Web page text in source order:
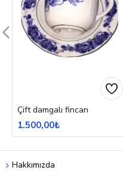
Çift damgalı fincan
1.500,00₺
Hakkımızda